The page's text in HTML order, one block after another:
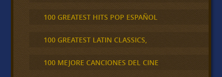
100 GREATEST HITS POP ESPAÑOL
100 GREATEST LATIN CLASSICS,
100 MEJORE CANCIONES DEL CINE